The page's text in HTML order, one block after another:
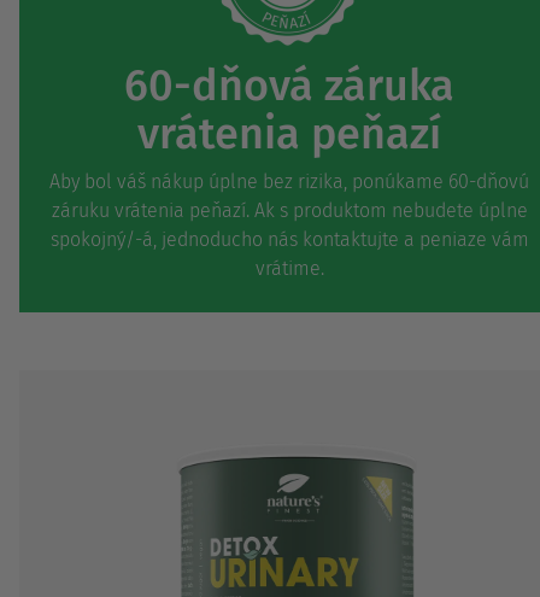
60-dňová záruka
vrátenia peňazí
Aby bol váš nákup úplne bez rizika, ponúkame 60-dňovú
záruku vrátenia peňazí. Ak s produktom nebudete úplne
spokojný/-á, jednoducho nás kontaktujte a peniaze vám
vrátime.